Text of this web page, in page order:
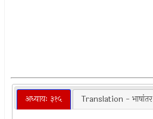
अध्यायः ३१५ Translation - भाषांतर